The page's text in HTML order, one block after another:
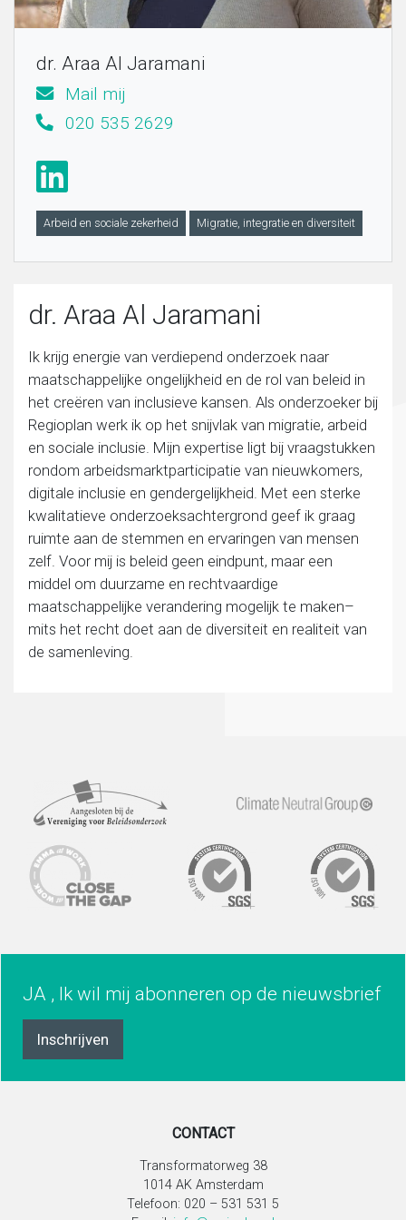
Onderwijs
Sociaal domein
dr. Araa Al Jaramani
Mail mij
020 535 2629
Arbeid en sociale zekerheid Migratie, integratie en diversiteit
dr. Araa Al Jaramani
Ik krijg energie van verdiepend onderzoek naar
maatschappelijke ongelijkheid en de rol van beleid in
het creëren van inclusieve kansen. Als onderzoeker bij
Regioplan werk ik op het snijvlak van migratie, arbeid
en sociale inclusie. Mijn expertise ligt bij vraagstukken
rondom arbeidsmarktparticipatie van nieuwkomers,
digitale inclusie en gendergelijkheid. Met een sterke
kwalitatieve onderzoeksachtergrond geef ik graag
ruimte aan de stemmen en ervaringen van mensen
zelf. Voor mij is beleid geen eindpunt, maar een
middel om duurzame en rechtvaardige
maatschappelijke verandering mogelijk te maken–
mits het recht doet aan de diversiteit en realiteit van
de samenleving.
JA , Ik wil mij abonneren op de nieuwsbrief
Inschrijven
CONTACT
Transformatorweg 38
1014 AK Amsterdam
Telefoon: 020 – 531 531 5